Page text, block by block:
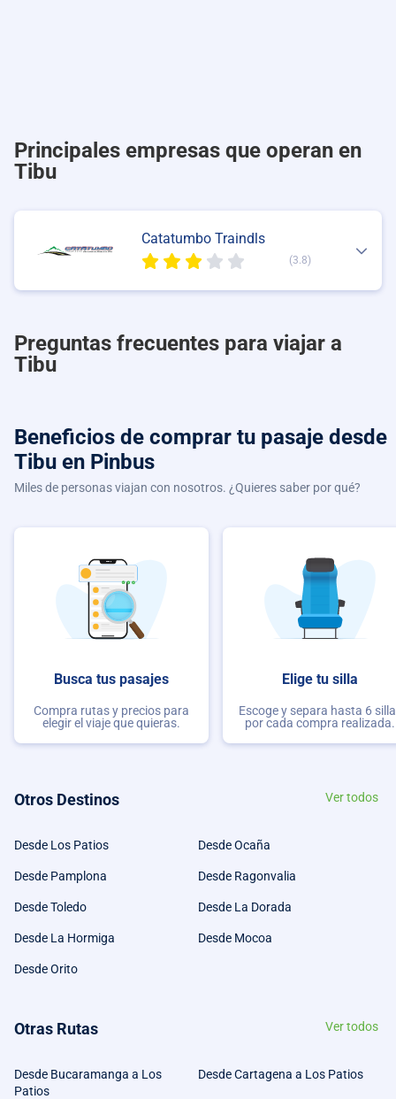
Principales empresas que operan en
Tibu
Catatumbo Traindls
(3.8)
Preguntas frecuentes para viajar a
Tibu
Beneficios de comprar tu pasaje desde
Tibu en Pinbus
Miles de personas viajan con nosotros. ¿Quieres saber por qué?
Busca tus pasajes
Compra rutas y precios para
elegir el viaje que quieras.
Elige tu silla
Escoge y separa hasta 6
por cada compra realizada.
Otros Destinos Ver todos
Desde Los Patios Desde Ocaña
Desde Pamplona Desde Ragonvalia
Desde Toledo Desde La Dorada
Desde La Hormiga Desde Mocoa
Desde Orito
Otras Rutas Ver todos
Desde Bucaramanga a Los
Patios
Desde Cartagena a Los Patios